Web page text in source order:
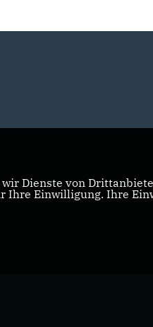
Dienste von
Ihre Einwilligung. Ihre